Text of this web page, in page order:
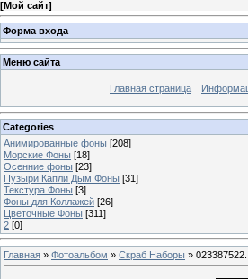
[Мой сайт]
Форма входа
Меню сайта
Главная страница
Categories
Анимированные фоны [208]
Морские Фоны [18]
Осенние фоны [23]
Пузыри Капли Дым Фоны [31]
Текстура Фоны [3]
Фоны для Коллажей [26]
Цветочные Фоны [311]
2 [0]
Главная » Фотоальбом » Скраб Наборы » 023387522.